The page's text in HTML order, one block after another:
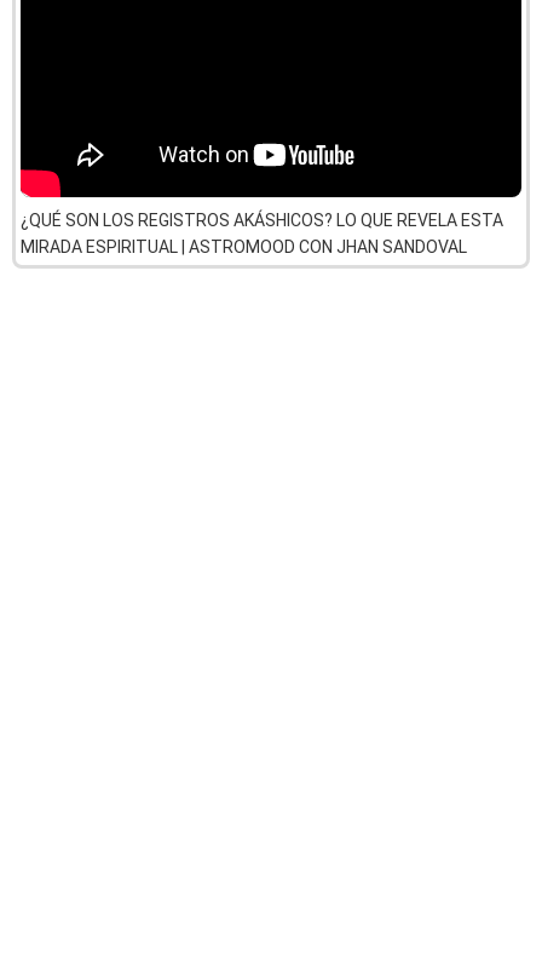
¿QUÉ SON LOS REGISTROS AKÁSHICOS? LO QUE REVELA ESTA
MIRADA ESPIRITUAL | ASTROMOOD CON JHAN SANDOVAL